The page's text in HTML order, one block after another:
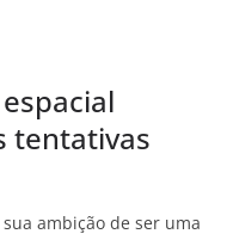
tentativas
ambição de ser uma